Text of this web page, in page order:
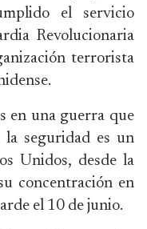
el servicio
Revolucionaria
terrorista
en una guerra que
la seguridad es un
Unidos, desde la
concentración en
el 10 de junio.